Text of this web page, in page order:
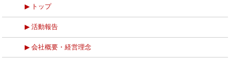
トップ
活動報告
会社概要・経営理念